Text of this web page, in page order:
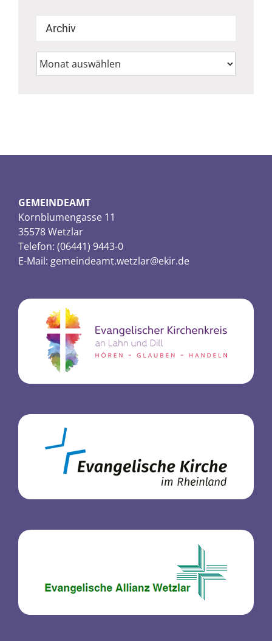
Archiv
Archiv
GEMEINDEAMT
Kornblumengasse 11
35578 Wetzlar
Telefon: (06441) 9443-0
E-Mail: gemeindeamt.wetzlar@ekir.de